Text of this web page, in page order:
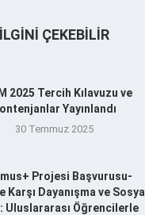
İLGINI ÇEKEBILIR
2025 Tercih Kılavuzu ve
Yayınlandı
30 Temmuz 2025
Projesi Başvurusu-
Karşı Dayanışma ve Sosyal
Uluslararası Öğrencilerle